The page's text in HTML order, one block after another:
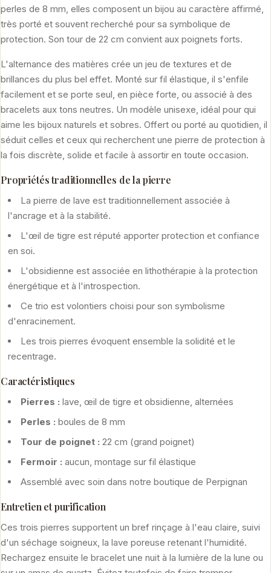
perles de 8 mm, elles composent un bijou au caractère affirmé,
très porté et souvent recherché pour sa symbolique de
protection. Son tour de 22 cm convient aux poignets forts.
L'alternance des matières crée un jeu de textures et de
brillances du plus bel effet. Monté sur fil élastique, il s'enfile
facilement et se porte seul, en pièce forte, ou associé à des
bracelets aux tons neutres. Un modèle unisexe, idéal pour qui
aime les bijoux naturels et sobres. Offert ou porté au quotidien, il
séduit celles et ceux qui recherchent une pierre de protection à
la fois discrète, solide et facile à assortir en toute occasion.
Propriétés traditionnelles de la pierre
La pierre de lave est traditionnellement associée à
l'ancrage et à la stabilité.
L'œil de tigre est réputé apporter protection et confiance
en soi.
L'obsidienne est associée en lithothérapie à la protection
énergétique et à l'introspection.
Ce trio est volontiers choisi pour son symbolisme
d'enracinement.
Les trois pierres évoquent ensemble la solidité et le
recentrage.
Caractéristiques
Pierres : lave, œil de tigre et obsidienne, alternées
Perles : boules de 8 mm
Tour de poignet : 22 cm (grand poignet)
Fermoir : aucun, montage sur fil élastique
Assemblé avec soin dans notre boutique de Perpignan
Entretien et purification
Ces trois pierres supportent un bref rinçage à l'eau claire, suivi
d'un séchage soigneux, la lave poreuse retenant l'humidité.
Rechargez ensuite le bracelet une nuit à la lumière de la lune ou